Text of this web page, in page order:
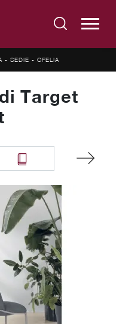
- SEDIE - OFELIA
Target